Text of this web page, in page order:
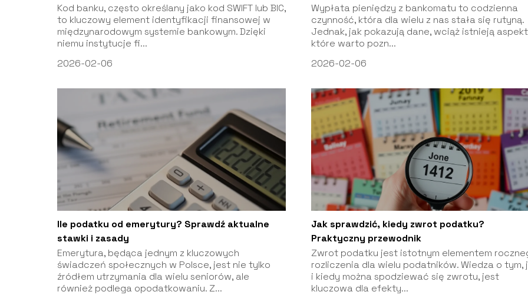
Kod banku, często określany jako kod SWIFT lub BIC,
to kluczowy element identyfikacji finansowej w
międzynarodowym systemie bankowym. Dzięki
niemu instytucje fi...
2026-02-06
Wypłata pieniędzy z bankomatu to codzienna
czynność, która dla wielu z nas stała się rutyną.
Jednak, jak pokazują dane, wciąż istnieją
które warto pozn...
2026-02-06
Ile podatku od emerytury? Sprawdź aktualne
stawki i zasady
Emerytura, będąca jednym z kluczowych
świadczeń społecznych w Polsce, jest nie tylko
źródłem utrzymania dla wielu seniorów, ale
również podlega opodatkowaniu. Z...
Jak sprawdzić, kiedy zwrot podatku?
Praktyczny przewodnik
Zwrot podatku jest istotnym elementem
rozliczenia dla wielu podatników. Wiedza o tym,
i kiedy można spodziewać się zwrotu, jest
kluczowa dla efekty...